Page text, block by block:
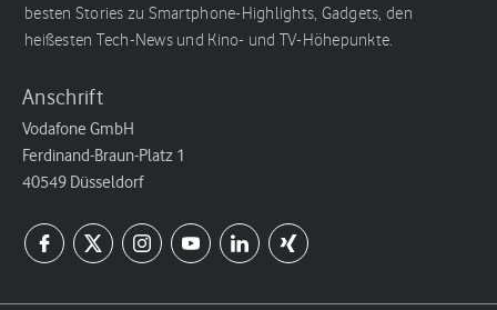
besten Stories zu Smartphone-Highlights, Gadgets, den
heißesten Tech-News und Kino- und TV-Höhepunkte.
Anschrift
Vodafone GmbH
Ferdinand-Braun-Platz 1
40549 Düsseldorf